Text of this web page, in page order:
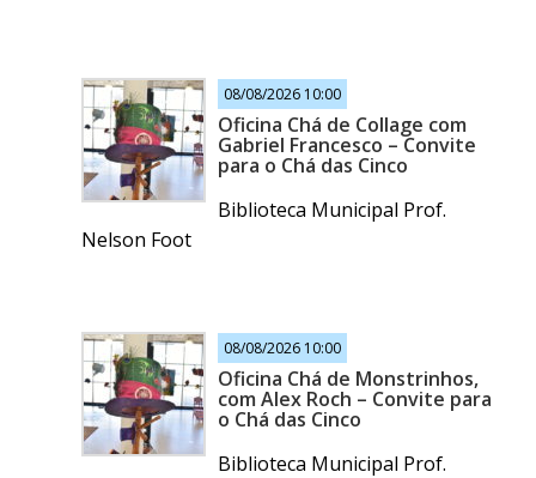
08/08/2026 10:00
Oficina Chá de Collage com
Gabriel Francesco – Convite
para o Chá das Cinco
Biblioteca Municipal Prof.
Nelson Foot
08/08/2026 10:00
Oficina Chá de Monstrinhos,
com Alex Roch – Convite para
o Chá das Cinco
Biblioteca Municipal Prof.